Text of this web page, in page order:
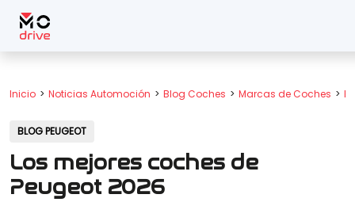
Inicio Noticias Automoción Blog Coches Marcas de Coches
BLOG PEUGEOT
Los mejores coches de
Peugeot 2026